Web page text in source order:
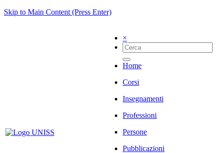
Skip to Main Content (Press Enter)
×
Home
Corsi
Insegnamenti
Professioni
Persone
Pubblicazioni